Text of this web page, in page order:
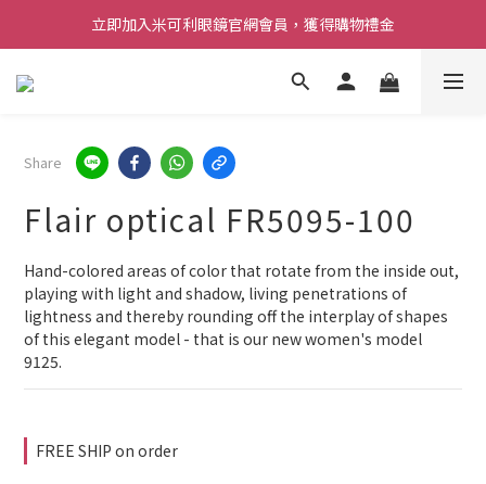
立即加入米可利眼鏡官網會員，獲得購物禮金
Share
Flair optical FR5095-100
Hand-colored areas of color that rotate from the inside out,
playing with light and shadow, living penetrations of
lightness and thereby rounding off the interplay of shapes
of this elegant model - that is our new women's model
9125.
FREE SHIP on order